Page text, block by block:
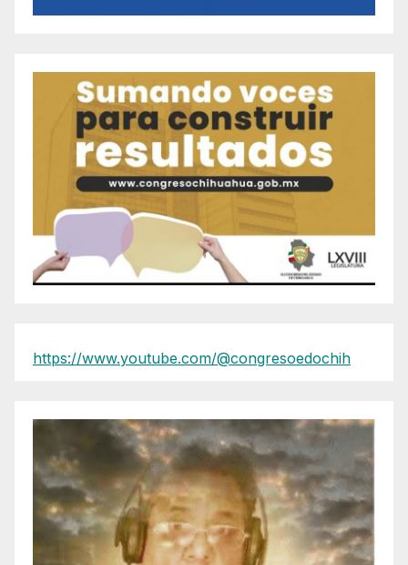
https://www.youtube.com/@congresoedochih